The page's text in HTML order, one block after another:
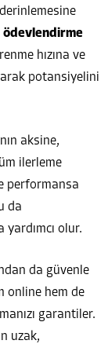
hızına ve
potansiyelini
aksine,
ilerleme
performansa
da
olur.
da güvenle
online hem de
garantiler.
uzak,